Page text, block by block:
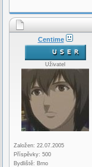
Centime
Uživatel
Založen: 22.07.2005
Příspěvky: 500
Bydliště: Brno